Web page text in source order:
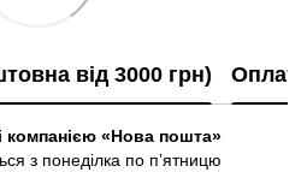
від 3000 грн)
компанією «Нова пошта»
з понеділка по пʼятницю